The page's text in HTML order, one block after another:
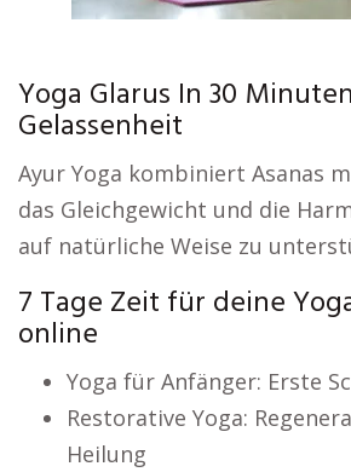
Yoga Glarus In 30
Gelassenheit
Ayur Yoga kombiniert Asanas
das Gleichgewicht und die
auf natürliche Weise zu
7 Tage Zeit für deine
online
Yoga für Anfänger: Erste
Restorative Yoga:
Heilung